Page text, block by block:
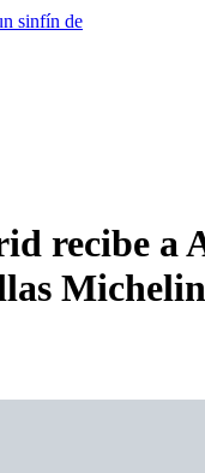
sinfín de
recibe a
Michelin